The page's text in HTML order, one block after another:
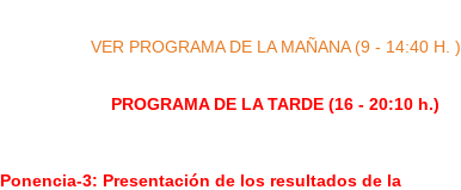
VER PROGRAMA DE LA MAÑANA (9 - 14:40 H. )
PROGRAMA DE LA TARDE (16 - 20:10 h.)
Ponencia-3: Presentación de los resultados de la